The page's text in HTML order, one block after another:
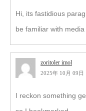
Hi, its fastidious
be familiar with
zoritoler imol
2025年 10月 09日
I reckon something